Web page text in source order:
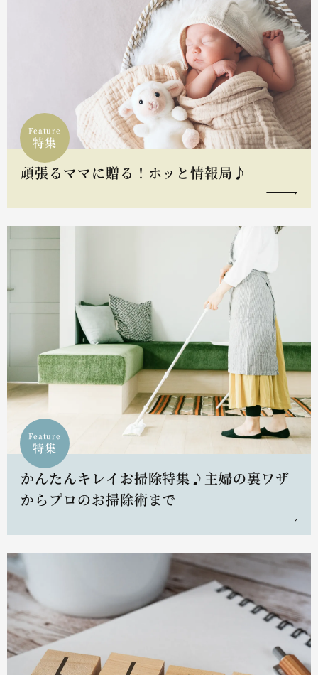
Feature
特集
頑張るママに贈る！ホッと情報局♪
Feature
特集
かんたんキレイお掃除特集♪主婦の裏ワザ
からプロのお掃除術まで